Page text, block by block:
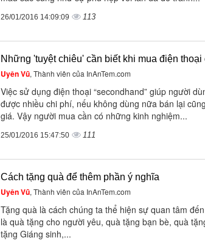
26/01/2016 14:09:09 113
Những 'tuyệt chiêu' cần biết khi mua điện thoại
Uyên Vũ, Thành viên của InAnTem.com
Việc sử dụng điện thoại “secondhand” giúp người
được nhiều chi phí, nếu không dùng nữa bán lại
giá. Vậy người mua cần có những kinh nghiệm...
25/01/2016 15:47:50 111
Cách tặng quà để thêm phần ý nghĩa
Uyên Vũ, Thành viên của InAnTem.com
Tặng quà là cách chúng ta thể hiện sự quan tâm
là quà tặng cho người yêu, quà tặng bạn bè, quà
tặng Giáng sinh,...